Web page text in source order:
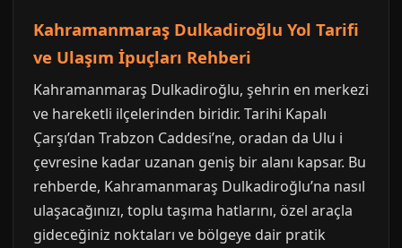
Kahramanmaraş Dulkadiroğlu Yol Tarifi
ve Ulaşım İpuçları Rehberi
Kahramanmaraş Dulkadiroğlu, şehrin en merkezi
ve hareketli ilçelerinden biridir. Tarihi Kapalı
Çarşı’dan Trabzon Caddesi’ne, oradan da Ulu i
çevresine kadar uzanan geniş bir alanı kapsar. Bu
rehberde, Kahramanmaraş Dulkadiroğlu’na nasıl
ulaşacağınızı, toplu taşıma hatlarını, özel araçla
gideceğiniz noktaları ve bölgeye dair pratik